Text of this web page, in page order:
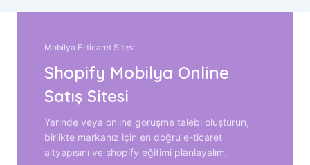
Mobilya E-ticaret Sitesi
Shopify Mobilya Online
Satış Sitesi
Yerinde veya online görüşme talebi oluşturun,
birlikte markanız için en doğru e-ticaret
altyapısını ve shopify eğitimi planlayalım.